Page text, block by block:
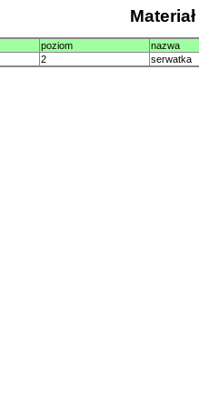
poziom
nazwa
2 serwatka